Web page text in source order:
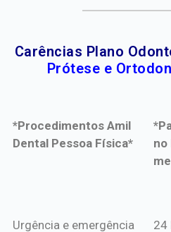
Carências Plano
Prótese e
*Procedimentos Amil
Dental Pessoa Física*
no
*Procedimentos Amil
Urgência e emergência 24